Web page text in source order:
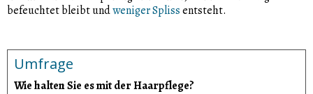
befeuchtet bleibt undweniger Splissentsteht.
Umfrage
Wie halten Sie es mit der Haarpflege?